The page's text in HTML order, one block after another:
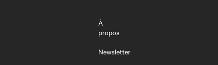
À
propos
Newsletter